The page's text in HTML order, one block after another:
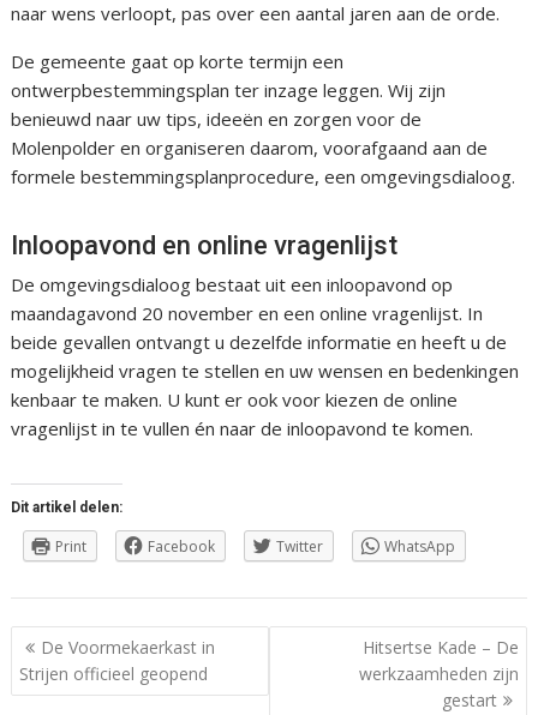
naar wens verloopt, pas over een aantal jaren aan de orde.
De gemeente gaat op korte termijn een
ontwerpbestemmingsplan ter inzage leggen. Wij zijn
benieuwd naar uw tips, ideeën en zorgen voor de
Molenpolder en organiseren daarom, voorafgaand aan de
formele bestemmingsplanprocedure, een omgevingsdialoog.
Inloopavond en online vragenlijst
De omgevingsdialoog bestaat uit een inloopavond op
maandagavond 20 november en een online vragenlijst. In
beide gevallen ontvangt u dezelfde informatie en heeft u de
mogelijkheid vragen te stellen en uw wensen en bedenkingen
kenbaar te maken. U kunt er ook voor kiezen de online
vragenlijst in te vullen én naar de inloopavond te komen.
Dit artikel delen:
Print Facebook Twitter WhatsApp
Berichtnavigatie
De Voormekaerkast in
Strijen officieel geopend
Hitsertse Kade – De
werkzaamheden zijn
gestart